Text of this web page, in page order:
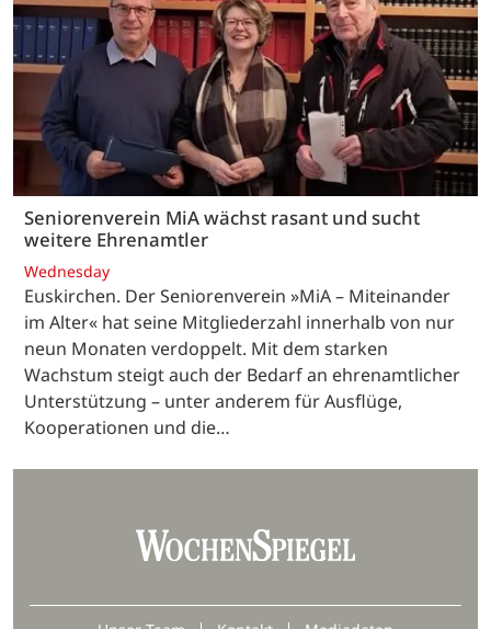
Seniorenverein MiA wächst rasant und sucht
weitere Ehrenamtler
Wednesday
Euskirchen. Der Seniorenverein »MiA – Miteinander
im Alter« hat seine Mitgliederzahl innerhalb von nur
neun Monaten verdoppelt. Mit dem starken
Wachstum steigt auch der Bedarf an ehrenamtlicher
Unterstützung – unter anderem für Ausflüge,
Kooperationen und die…